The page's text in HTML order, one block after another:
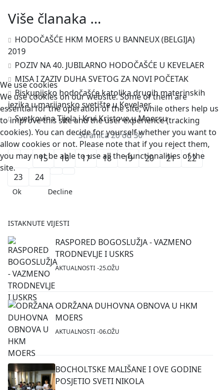
Više članaka …
HODOČAŠĆE HKM MOERS U BANNEUX (BELGIJA)
2019
POZIV NA 40. JUBILARNO HODOČAŠĆE U KEVELAER
MISA I ZAZIV DUHA SVETOG ZA NOVI POČETAK
Biskupijsko hodočašće katolika drugih materinskih
jezika u marijansko svetište u Kevelaer
Svetkovina Tijela i Krvi Kristove u Moersu
Stranica 20 od 30
15 16 17 18 19 20 21
22
23
24
ISTAKNUTE VIJESTI
RASPORED BOGOSLUŽJA - VAZMENO
TRODNEVLJE I USKRS
AKTUALNOSTI 25.OŽU
ODRŽANA DUHOVNA OBNOVA U HKM
MOERS
AKTUALNOSTI 06.OŽU
BOCHOLTSKE MALIŠANE I OVE GODINE
POSJETIO SVETI NIKOLA
We use cookies
We use cookies on our website. Some of them are
essential for the operation of the site, while others help us
to improve this site and the user experience (tracking
cookies). You can decide for yourself whether you want to
allow cookies or not. Please note that if you reject them,
you may not be able to use all the functionalities of the
site.
Ok Decline